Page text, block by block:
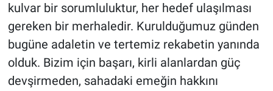
kulvar bir sorumluluktur, her hedef ulaşılması
gereken bir merhaledir. Kurulduğumuz günden
bugüne adaletin ve tertemiz rekabetin yanında
olduk. Bizim için başarı, kirli alanlardan güç
devşirmeden, sahadaki emeğin hakkını